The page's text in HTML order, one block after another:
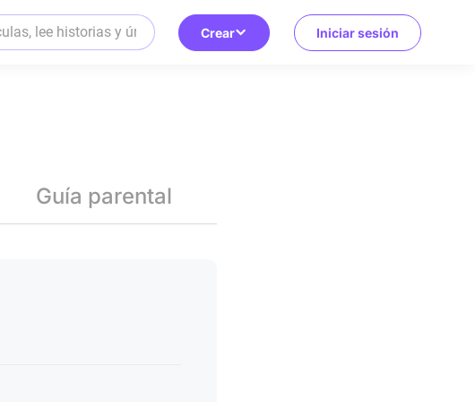
Crear Iniciar sesión
Guía parental